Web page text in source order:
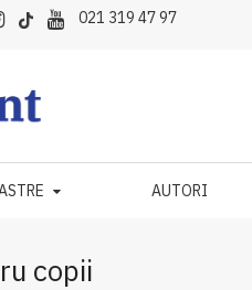
021 319 47 97
AUTORI
copii